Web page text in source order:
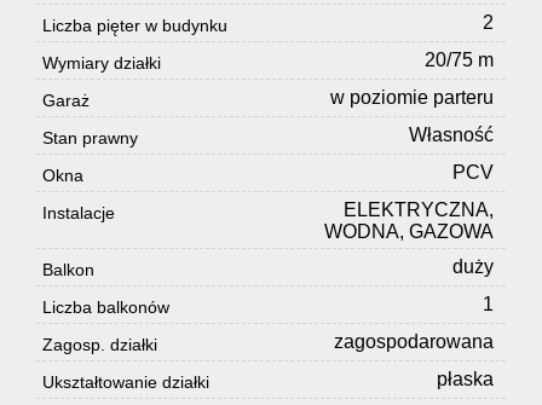
staging
Usługi
Liczba pięter w budynku
2
Wymiary działki 20/75 m
Garaż w poziomie parteru
Stan prawny Własność
Okna PCV
Instalacje
ELEKTRYCZNA,
WODNA, GAZOWA
Balkon duży
Liczba balkonów 1
Zagosp. działki zagospodarowana
Ukształtowanie działki płaska